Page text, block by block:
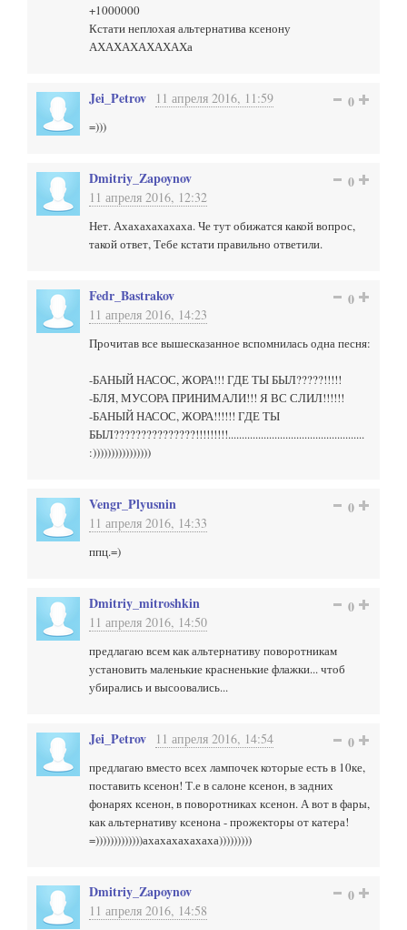
+1000000
Кстати неплохая альтернатива ксенону
АХАХАХАХАХАХа
Jei_Petrov 11 апреля 2016, 11:59 0
=)))
Dmitriy_Zapoynov
11 апреля 2016, 12:32
0
Нет. Ахахахахахаха. Че тут обижатся какой вопрос,
такой ответ, Тебе кстати правильно ответили.
Fedr_Bastrakov
11 апреля 2016, 14:23
0
Прочитав все вышесказанное вспомнилась одна песня:
-БАНЫЙ НАСОС, ЖОРА!!! ГДЕ ТЫ БЫЛ?????!!!!!
-БЛЯ, МУСОРА ПРИНИМАЛИ!!! Я ВС СЛИЛ!!!!!!
-БАНЫЙ НАСОС, ЖОРА!!!!!! ГДЕ ТЫ
БЫЛ???????????????!!!!!!!!!..................................................
:))))))))))))))))
Vengr_Plyusnin
11 апреля 2016, 14:33
0
ппц.=)
Dmitriy_mitroshkin
11 апреля 2016, 14:50
0
предлагаю всем как альтернативу поворотникам
установить маленькие красненькие флажки... чтоб
убирались и высоовались...
Jei_Petrov 11 апреля 2016, 14:54 0
предлагаю вместо всех лампочек которые есть в 10ке,
поставить ксенон! Т.е в салоне ксенон, в задних
фонарях ксенон, в поворотниках ксенон. А вот в фары,
как альтернативу ксенона - прожекторы от катера!
=)))))))))))))ахахахахахаха)))))))))
Dmitriy_Zapoynov
11 апреля 2016, 14:58
0